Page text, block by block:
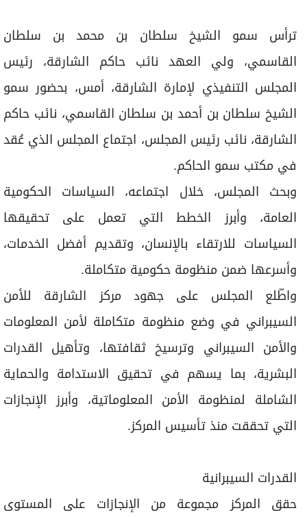
عدد اليوم
مواقيت الصلاة
الأحوال الجوية
ترأس سمو الشيخ سلطان بن محمد بن سلطان
القاسمي، ولي العهد نائب حاكم الشارقة، رئيس
المجلس التنفيذي لإمارة الشارقة، أمس، بحضور سمو
الشيخ سلطان بن أحمد بن سلطان القاسمي، نائب حاكم
الشارقة، نائب رئيس المجلس، اجتماع المجلس الذي عُقد
في مكتب سمو الحاكم.
وبحث المجلس، خلال اجتماعه، السياسات الحكومية
العامة، وأبرز الخطط التي تعمل على تحقيقها
السياسات للارتقاء بالإنسان، وتقديم أفضل الخدمات،
وأسرعها ضمن منظومة حكومية متكاملة.
واطّلع المجلس على جهود مركز الشارقة للأمن
السيبراني في وضع منظومة متكاملة لأمن المعلومات
والأمن السيبراني وترسيخ ثقافتها، وتأهيل القدرات
البشرية، بما يسهم في تحقيق الاستدامة والحماية
الشاملة لمنظومة الأمن المعلوماتية، وأبرز الإنجازات
التي تحققت منذ تأسيس المركز.
القدرات السيبرانية
حقق المركز مجموعة من الإنجازات على المستوى